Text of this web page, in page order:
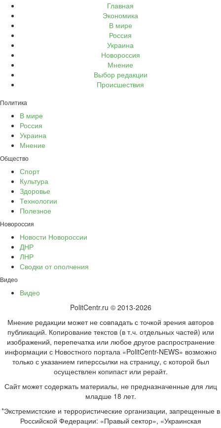
Главная
Экономика
В мире
Россия
Украина
Новороссия
Мнение
Выбор редакции
Происшествия
Политика
В мире
Россия
Украина
Мнение
Общество
Спорт
Культура
Здоровье
Технологии
Полезное
Новороссия
Новости Новороссии
ДНР
ЛНР
Сводки от ополчения
Видео
Видео
PolitCentr.ru © 2013-2026
Мнение редакции может не совпадать с точкой зрения авторов
публикаций. Копирование текстов (в т.ч. отдельных частей) или
изображений, перепечатка или любое другое распространение
информации с Новостного портала «PolitCentr-NEWS» возможно
только с указанием гиперссылки на страницу, с которой был
осуществлен копипаст или рерайт.
Сайт может содержать материалы, не предназначенные для лиц
младше 18 лет.
*Экстремистские и террористические организации, запрещенные в
Российской Федерации: «Правый сектор», «Украинская